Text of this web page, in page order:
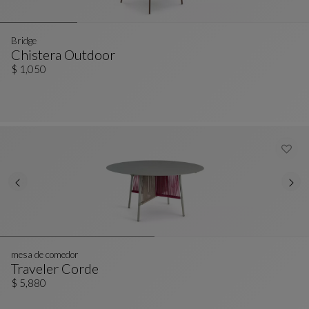
Chistera Outdoor
Bridge
Ver Descripción Completa
Bridge
$ 1,050
Traveler Corde
Mesa De Comedor
Ver Descripción Completa
mesa de comedor
$ 5,880